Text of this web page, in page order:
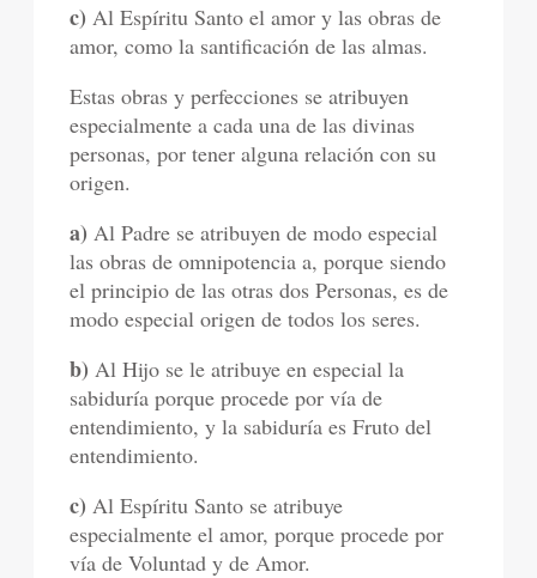
c)Al Espíritu Santo el amor y las obras de
amor, como la santificación de las almas.
Estas obras y perfecciones se atribuyen
especialmente a cada una de las divinas
personas, por tener alguna relación con su
origen.
a) Al Padre se atribuyen de modo especial
las obras de omnipotencia a, porque siendo
el principio de las otras dos Personas, es de
modo especial origen de todos los seres.
b)Al Hijo se le atribuye en especial la
sabiduría porque procede por vía de
entendimiento, y la sabiduría es Fruto del
entendimiento.
c) Al Espíritu Santo se atribuye
especialmente el amor, porque procede por
vía de Voluntad y de Amor.